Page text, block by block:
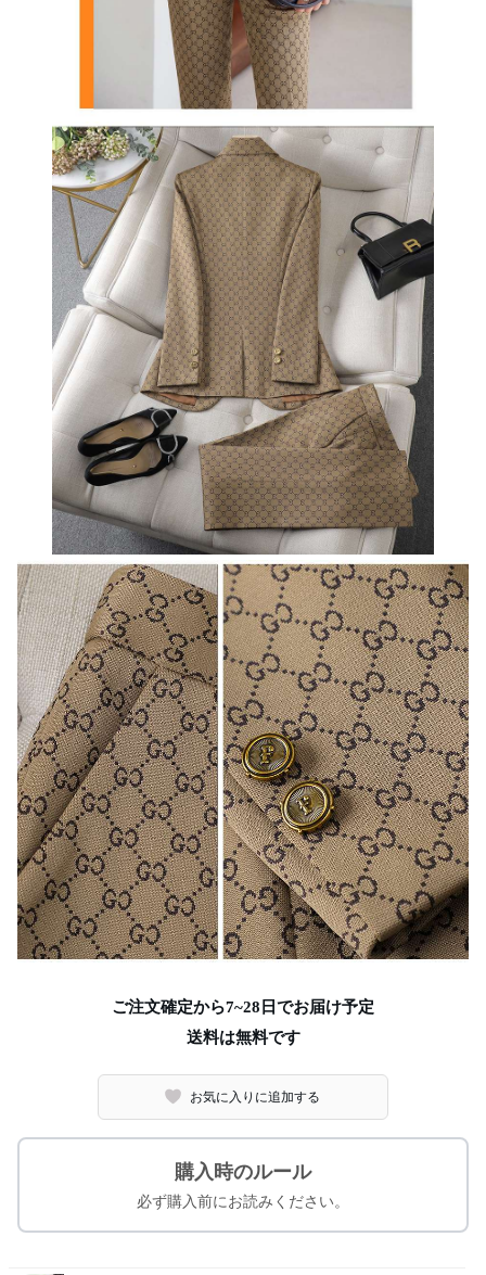
ご注文確定から7~28日でお届け予定
送料は無料です
お気に入りに追加する
購入時のルール
必ず購入前にお読みください。